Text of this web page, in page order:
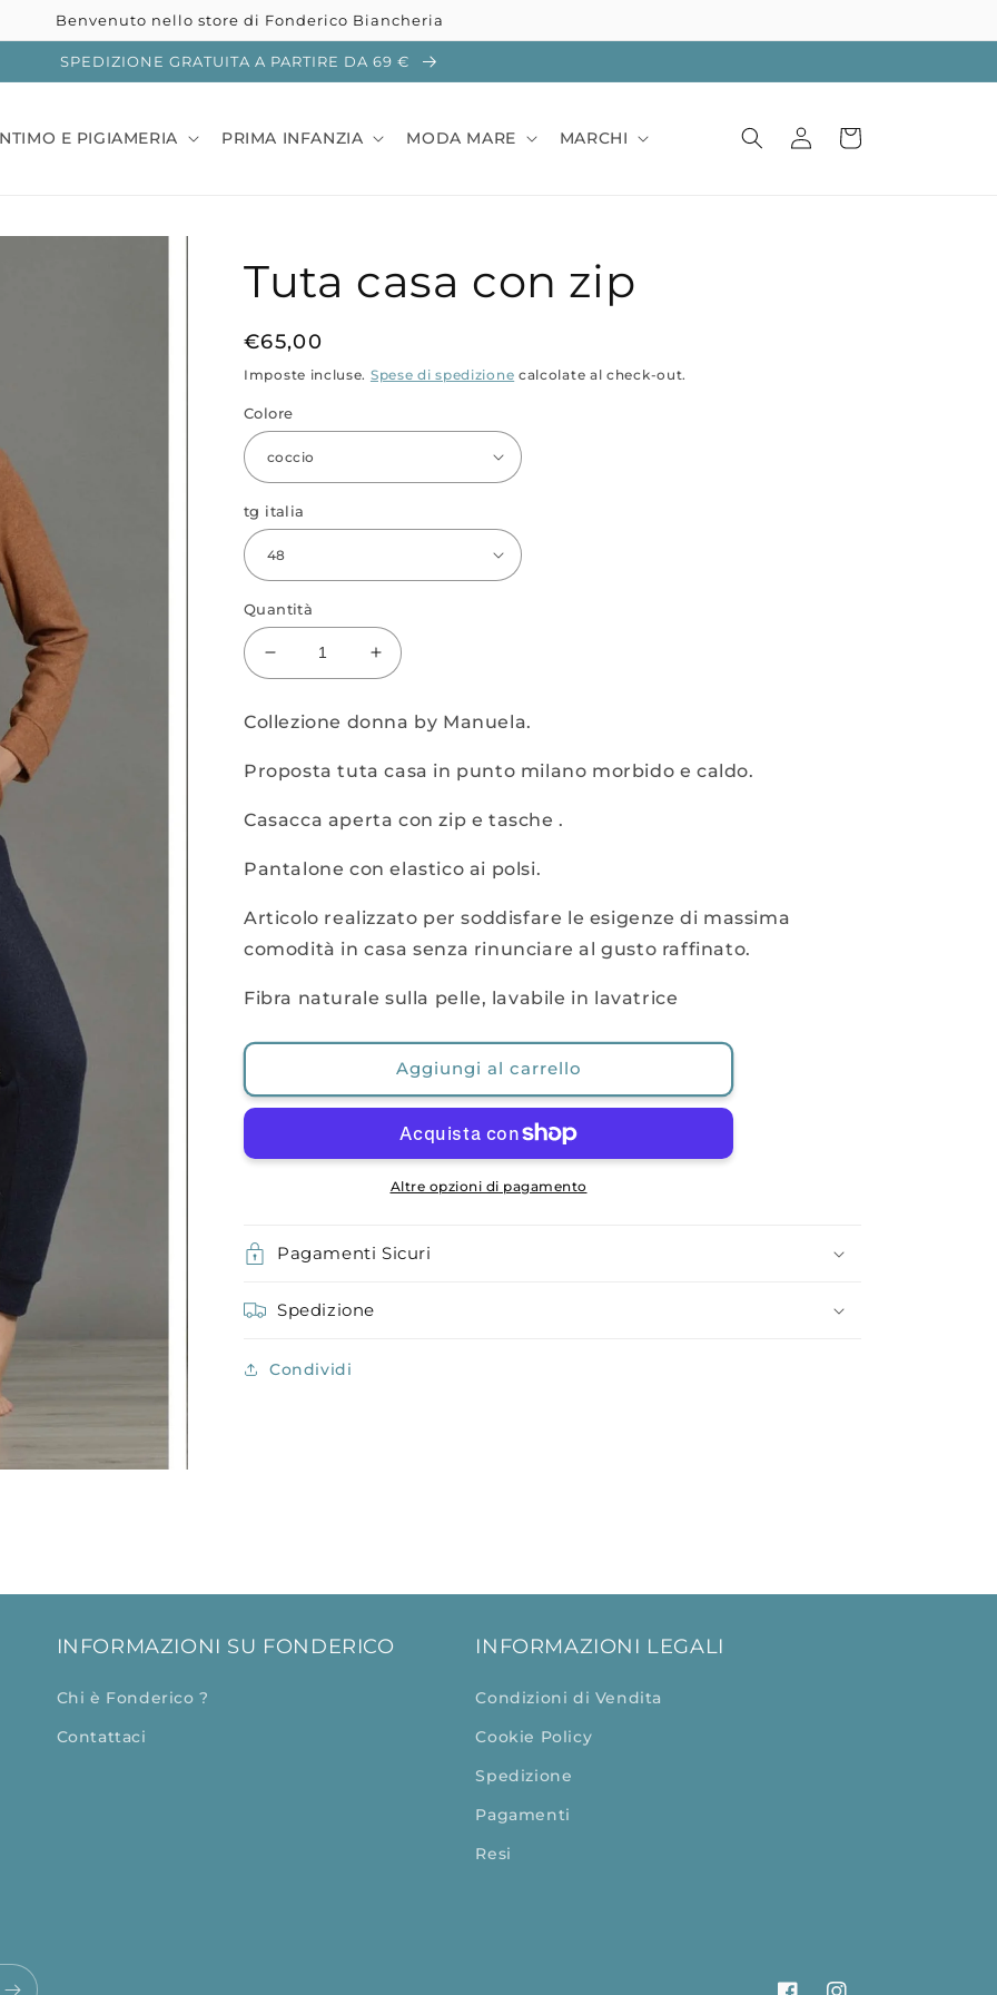
Benvenuto nello store di Fonderico Biancheria
SPEDIZIONE GRATUITA A PARTIRE DA 69 €
E PIGIAMERIA PRIMA INFANZIA MODA MARE MARCHI Accedi Carrello
Tuta casa con zip
Prezzo
di
listino
€65,00
Imposte incluse. Spese di spedizione calcolate al check-out.
Colore
tg italia
Quantità
Diminuisci
quantità
Tuta
con
Aumenta
quantità
Tuta
con
Collezione donna by Manuela.
Proposta tuta casa in punto milano morbido e caldo.
Casacca aperta con zip e tasche .
Pantalone con elastico ai polsi.
Articolo realizzato per soddisfare le esigenze di massima
comodità in casa senza rinunciare al gusto raffinato.
Fibra naturale sulla pelle, lavabile in lavatrice
Aggiungi al carrello
Altre opzioni di pagamento
Pagamenti Sicuri
Spedizione
Condividi
INFORMAZIONI SU FONDERICO
Chi è Fonderico ?
Contattaci
INFORMAZIONI LEGALI
Condizioni di Vendita
Cookie Policy
Spedizione
Pagamenti
Resi